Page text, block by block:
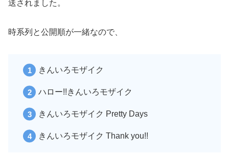
送されました。
時系列と公開順が一緒なので、
きんいろモザイク
ハロー!!きんいろモザイク
きんいろモザイク Pretty Days
きんいろモザイク Thank you!!